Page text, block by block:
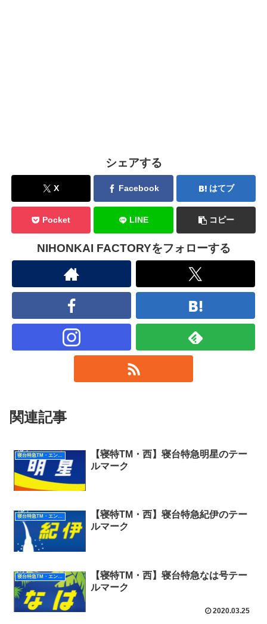
シェアする
X Facebook はてブ
Pocket LINE コピー
NIHONKAI FACTORYをフォローする
関連記事
寝台特急TM・エンブレム（西日本）
【寝特TM・西】寝台特急明星のテー
ルマーク
【寝特TM・西】寝台特急紀伊のテー
ルマーク
寝台特急TM・エンブレム（西日本）
【寝特TM・西】寝台特急なは号テー
ルマーク
2020.03.25